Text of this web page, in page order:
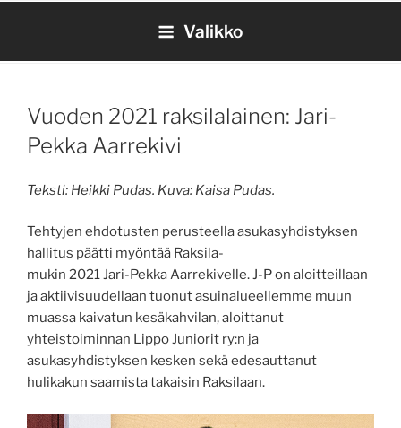
Valikko
Vuoden 2021 raksilalainen: Jari-
Pekka Aarrekivi
Teksti: Heikki Pudas. Kuva: Kaisa Pudas.
Tehtyjen ehdotusten perusteella asukas­yhdistyksen
hallitus päätti myöntää Raksila-
mukin 2021 Jari-Pekka Aarrekivelle. J-P on aloitteillaan
ja aktiivisuudellaan tuonut asuin­alueellemme muun
muassa kaivatun kesäkahvilan, aloittanut
yhteistoiminnan Lippo Juniorit ry:n ja
asukasyhdistyksen kesken sekä edesauttanut
hulikakun saamista takaisin Raksilaan.